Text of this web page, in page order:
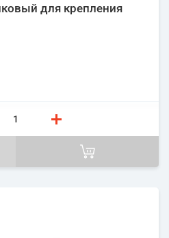
для крепления